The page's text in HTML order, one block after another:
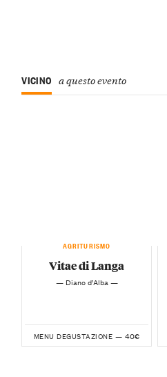
VICINO a questo evento
AGRITURISMO
Vitae di Langa
— Diano d’Alba —
MENU DEGUSTAZIONE — 40€